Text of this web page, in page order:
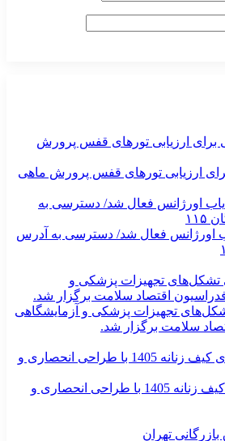
ارزیابی تورهای قفس پرورش ماهی
اورژانس فعال شد/ دسترسی به آدرس
تجهیزات پزشکی و آزمایشگاهی
سلامت برگزار شد.
جدیدترین مدل‌های کیف زنانه 1405 با طراحی انحصاری و